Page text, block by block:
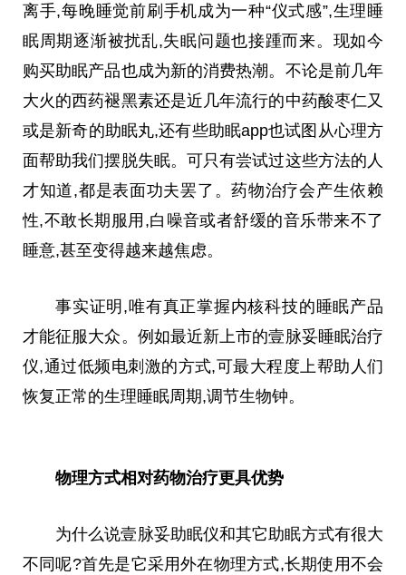
离手,每晚睡觉前刷手机成为一种“仪式感”,生理睡
眠周期逐渐被扰乱,失眠问题也接踵而来。现如今
购买助眠产品也成为新的消费热潮。不论是前几年
大火的西药褪黑素还是近 几年流行的中药酸枣仁又
或是新奇的助眠丸,还有些助眠app也试图从心理方
面帮助我们摆脱失眠。可只有尝试过这些方法的人
才知道,都是表面功夫罢了。药物治疗会产生依赖
性,不敢长期服用,白噪音或者舒缓的音乐带来不了
睡意,甚至变得越来越焦虑。
事实证明,唯有真正掌握内核科技的睡眠产品
才能征服大众。例如最近新上市的壹脉妥睡眠治疗
仪,通过低频电刺激的方式,可最大程度上帮助人们
恢复正常的生理睡眠周期,调节生物钟。
物理方式相对药物治疗更具优势
为什么说壹脉妥助眠仪和其它助眠方式有很大
不同呢?首先是它采用外在物理方式,长期使用不会